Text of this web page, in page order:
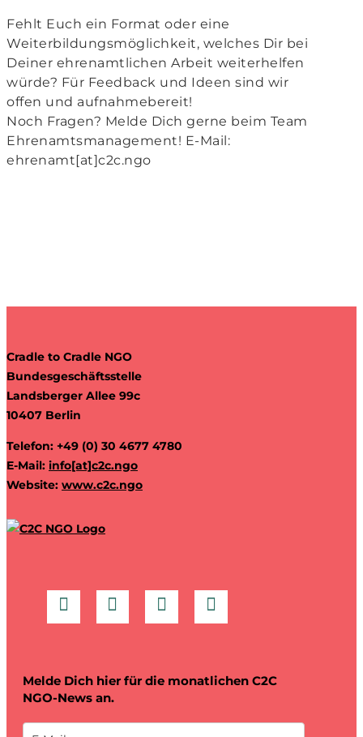
Fehlt Euch ein Format oder eine
Weiterbildungsmöglichkeit, welches Dir bei
Deiner ehrenamtlichen Arbeit weiterhelfen
würde? Für Feedback und Ideen sind wir
offen und aufnahmebereit!
Noch Fragen? Melde Dich gerne beim Team
Ehrenamtsmanagement! E-Mail:
ehrenamt[at]c2c.ngo
Cradle to Cradle NGO
Bundesgeschäftsstelle
Landsberger Allee 99c
10407 Berlin
Telefon: +49 (0) 30 4677 4780
E-Mail: info[at]c2c.ngo
Website: www.c2c.ngo
Melde Dich hier für die monatlichen C2C
NGO-News an.